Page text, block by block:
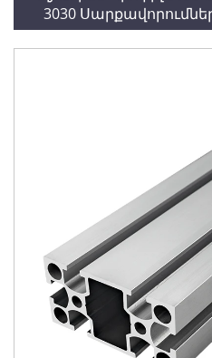
3030